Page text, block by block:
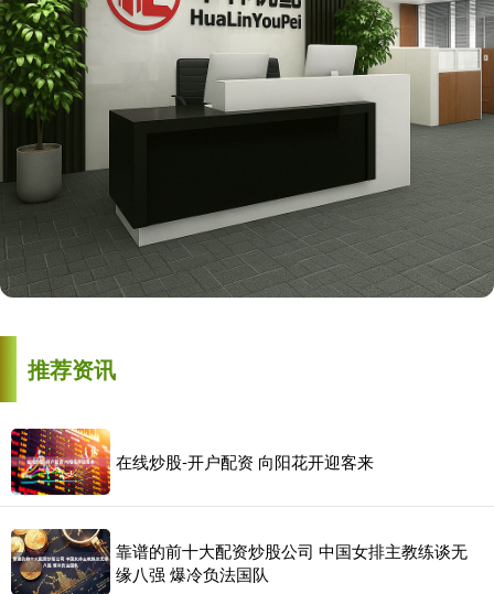
推荐资讯
在线炒股-开户配资 向阳花开迎客来
靠谱的前十大配资炒股公司 中国女排主教练谈无
缘八强 爆冷负法国队